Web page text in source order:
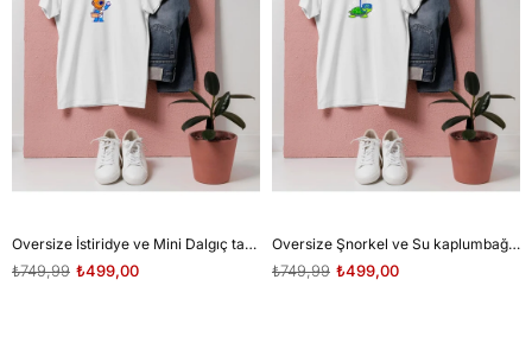
Oversize İstiridye ve Mini Dalgıç tasarım unisex T-shirt
₺499,00
₺749,99
Oversize Şnorkel ve Su kaplumbağası tasarım unisex T-shirt
₺499,00
₺749,99